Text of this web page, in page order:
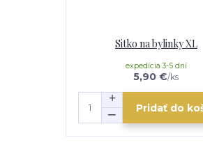
Sitko na bylinky XL
5,90 €/ks
expedícia 3-5 dní
Pridať do